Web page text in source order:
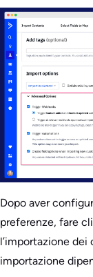
Dopo aver
preferenze, fare
l’importazione dei
importazione